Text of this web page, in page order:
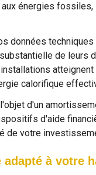
aux énergies
données
de leurs
calorifique
d'un
d'aide
de votre
à votre